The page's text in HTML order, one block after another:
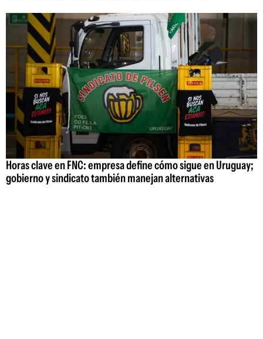
Horas clave en FNC: empresa define cómo sigue en Uruguay;
gobierno y sindicato también manejan alternativas